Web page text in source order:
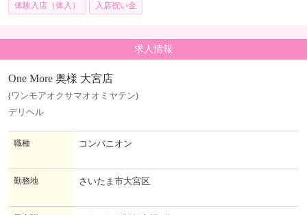
体験入店（体入） 入店祝い金
求人情報
One More 奥様 大宮店
(ワンモアオクサマオオミヤテン)
デリヘル
職種 コンパニオン
勤務地 さいたま市大宮区